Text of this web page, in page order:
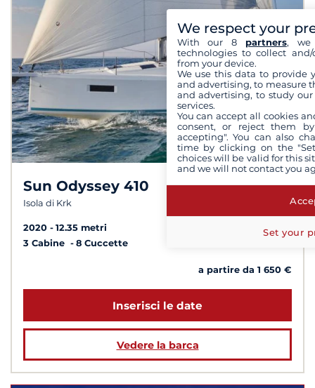
Sun Odyssey 410
Isola di Krk
8,3 /10
2020
12.35 metri
3 Cabine
8 Cuccette
a partire da 1 650 €
Inserisci le date
Vedere la barca
We respect your
With our 8 partners, we
technologies to collect
from your device.
We use this data to provide
and advertising, to measure
and advertising, to study
services.
You can accept all cookies
consent, or reject them
accepting". You can also
time by clicking on the
choices will be valid for this
and we will not contact you
Set your